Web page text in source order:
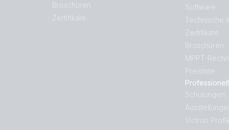
Broschüren
Zertifikate
Software
Technische
Zertifikate
Broschüren
MPPT-
Preisliste
Professionell
Schulungen
Victron